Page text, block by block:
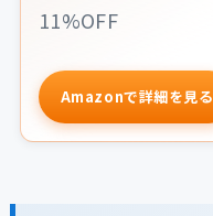
11%OFF
Amazonで詳細を見る